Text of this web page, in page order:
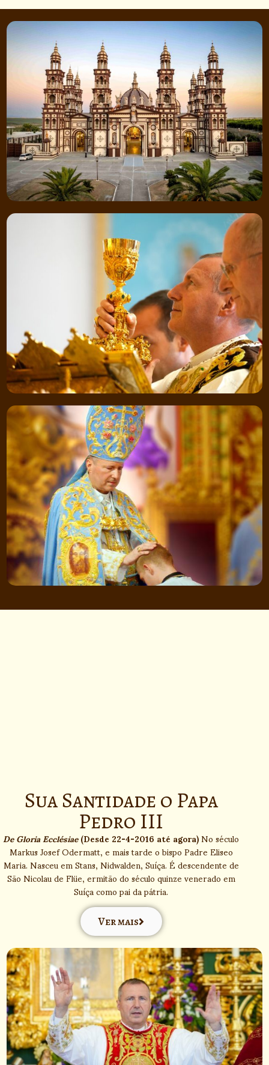
Onde Está La Verdadeira
Notas Da Verdadeira Igreja ›
Sua Santidade o Papa
Pedro III
De Gloria Ecclésiae(Desde 22-4-2016 até agora)No século
Markus Josef Odermatt, e mais tarde o bispo Padre Eliseo
Maria. Nasceu em Stans, Nidwalden, Suíça. É descendente de
São Nicolau de Flüe, ermitão do século quinze venerado em
Suíça como pai da pátria.
Ver mais